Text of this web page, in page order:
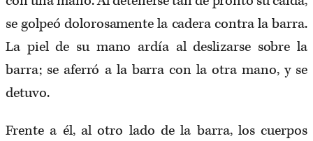
se golpeó dolorosamente la cadera contra la barra.
La piel de su mano ardía al deslizarse sobre la
barra; se aferró a la barra con la otra mano, y se
detuvo.
Frente a él, al otro lado de la barra, los cuerpos